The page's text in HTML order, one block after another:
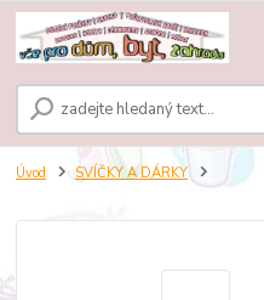
Úvod SVÍČKY A DÁRKY